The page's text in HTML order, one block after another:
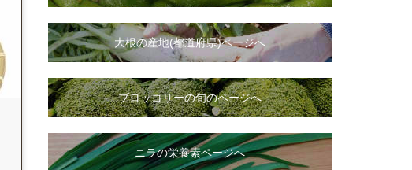
大根の産地(都道府県)ページへ
ブロッコリーの旬のページへ
ニラの栄養素ページへ